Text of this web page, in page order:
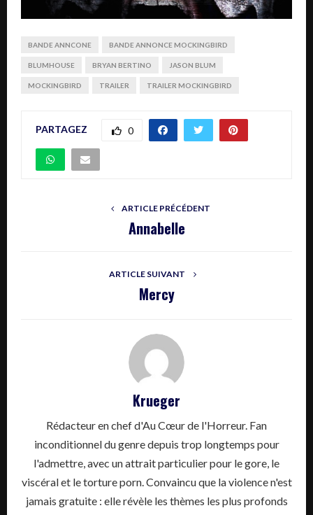
BANDE ANNCONE BANDE ANNONCE MOCKINGBIRD
BLUMHOUSE BRYAN BERTINO JASON BLUM
MOCKINGBIRD TRAILER TRAILER MOCKINGBIRD
PARTAGEZ 0
ARTICLE PRÉCÉDENT
Annabelle
ARTICLE SUIVANT
Mercy
Krueger
Rédacteur en chef d'Au Cœur de l'Horreur. Fan
inconditionnel du genre depuis trop longtemps pour
l'admettre, avec un attrait particulier pour le gore, le
viscéral et le torture porn. Convaincu que la violence n'est
jamais gratuite : elle révèle les thèmes les plus profonds